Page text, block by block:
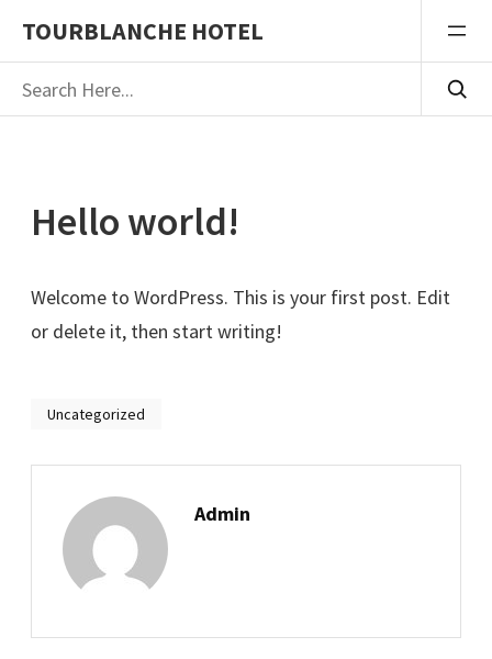
contenido
TOURBLANCHE HOTEL
Buscar
Hello world!
Welcome to WordPress. This is your first post. Edit
or delete it, then start writing!
Uncategorized
Admin